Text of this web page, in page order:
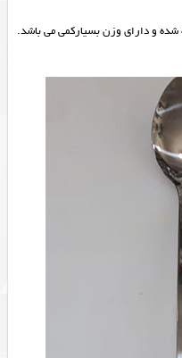
شده و دارای وزن بسیارکمی می باشد.